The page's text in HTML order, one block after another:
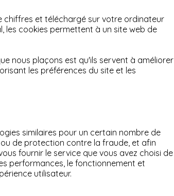
chiffres et téléchargé sur votre ordinateur
les cookies permettent à un site web de
nous plaçons est qu'ils servent à améliorer
les préférences du site et les
similaires pour un certain nombre de
de protection contre la fraude, et afin
fournir le service que vous avez choisi de
performances, le fonctionnement et
utilisateur.